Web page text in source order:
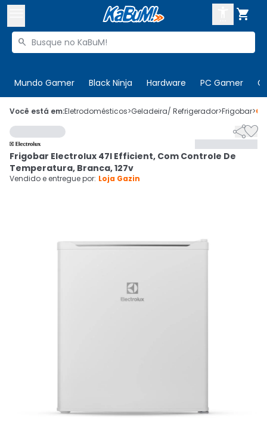

Buscar produtos

Mundo Gamer Black Ninja Hardware PC Gamer
 Olá. Acesse sua conta
 Departamentos
Cupons
CADASTRE-SE
Você está em:Eletrodomésticos>Geladeira/ Refrigerador>Frigobar>

Frigobar Electrolux 47l Efficient, Com Controle De
Temperatura, Branca, 127v
Vendido e entregue por: Loja Gazin